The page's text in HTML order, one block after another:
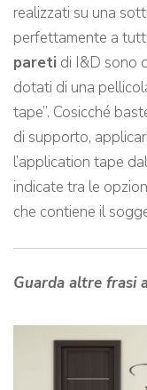
realizzati su una
perfettamente a
pareti di I&D sono
dotati di una
tape”. Cosicché
di supporto,
l’application tape
indicate tra le
che contiene il
Guarda altre frasi